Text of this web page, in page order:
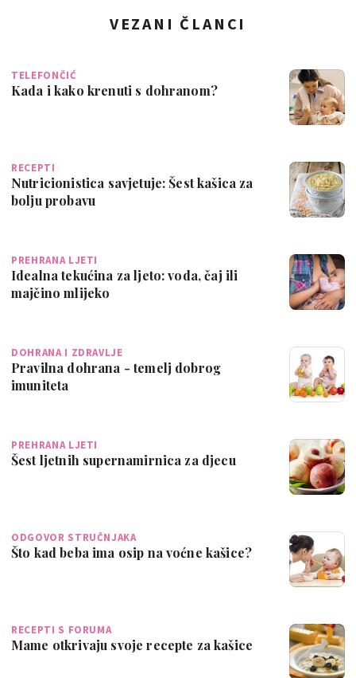
VEZANI ČLANCI
TELEFONČIĆ
Kada i kako krenuti s dohranom?
RECEPTI
Nutricionistica savjetuje: Šest kašica za
bolju probavu
PREHRANA LJETI
Idealna tekućina za ljeto: voda, čaj ili
majčino mlijeko
DOHRANA I ZDRAVLJE
Pravilna dohrana - temelj dobrog
imuniteta
PREHRANA LJETI
Šest ljetnih supernamirnica za djecu
ODGOVOR STRUČNJAKA
Što kad beba ima osip na voćne kašice?
RECEPTI S FORUMA
Mame otkrivaju svoje recepte za kašice